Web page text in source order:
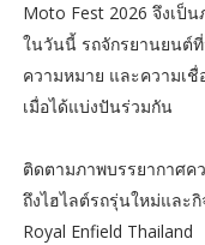
Moto Fest 2026 จึงเป็
ในวันนี้ รถจักรยานยนต์
ความหมาย และความเ
เมื่อได้แบ่งปันร่วมกัน
ติดตามภาพบรรยากาศค
ถึงไฮไลต์รถรุ่นใหม่และ
Royal Enfield Thailand